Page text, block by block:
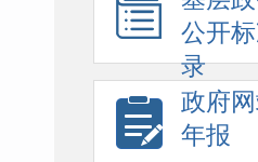
公开
录
政府
年报